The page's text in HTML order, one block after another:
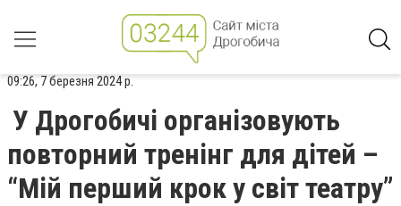
09:26, 7 березня 2024 р.
У Дрогобичі організовують
повторний тренінг для дітей –
“Мій перший крок у світ театру”